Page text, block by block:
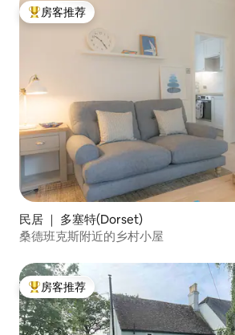
热门「房客推荐」
房客推荐
民居 ｜ 多塞特(Dorset)
桑德班克斯附近的乡村小屋
热门「房客推荐」
房客推荐